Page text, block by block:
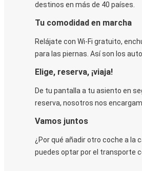
destinos en más de 40 países.
Tu comodidad en marcha
Relájate con Wi-Fi gratuito,
para las piernas. Así son los
Elige, reserva, ¡viaja!
De tu pantalla a tu asiento en
reserva, nosotros nos
Vamos juntos
¿Por qué añadir otro coche a la
puedes optar por el transporte